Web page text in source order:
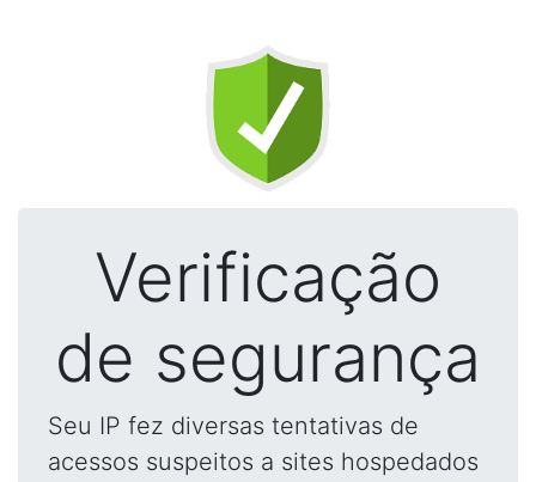
Verificação
de segurança
Seu IP fez diversas tentativas de
acessos suspeitos a sites hospedados